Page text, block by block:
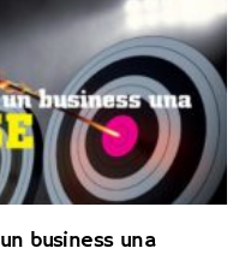
business una